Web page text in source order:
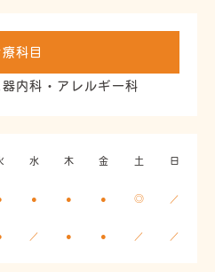
科目
内科・アレルギー科
水 木 金 土 日
● ● ● ◎ ／
／ ● ● ／ ／